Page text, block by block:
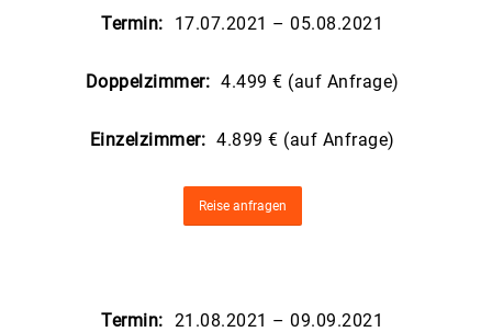
Termin: 17.07.2021 – 05.08.2021
Doppelzimmer: 4.499 € (auf Anfrage)
Einzelzimmer: 4.899 € (auf Anfrage)
Reise anfragen
Termin: 21.08.2021 – 09.09.2021